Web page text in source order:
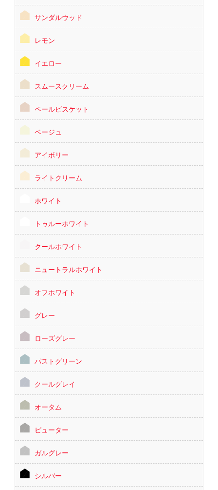
サンダルウッド
レモン
イエロー
スムースクリーム
ペールビスケット
ベージュ
アイボリー
ライトクリーム
ホワイト
トゥルーホワイト
クールホワイト
ニュートラルホワイト
オフホワイト
グレー
ローズグレー
パストグリーン
クールグレイ
オータム
ピューター
ガルグレー
シルバー